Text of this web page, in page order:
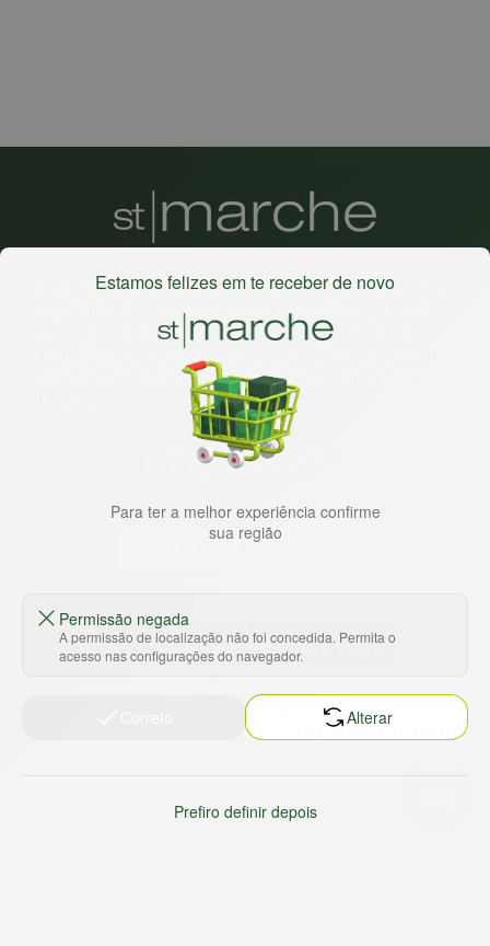
Há mais de 22 anos, o St. Marche busca oferecer a melhor
experiência de compras, a preços competitivos, pra você
comprar tudo o que precisa para seu dia a dia em um só
lugar. Além da loja online temos 31 lojas físicas na capital,
Grande São Paulo, litoral e interior de São Paulo. Vem ser
HORTUS COMERCIO DE ALIMENTOS S.A
CNPJ: 09.000.493/0002-15
Termos de serviço
Estamos felizes em te receber de novo
Para ter a melhor experiência confirme
sua região
Permissão negada
A permissão de localização não foi concedida. Permita o
acesso nas configurações do navegador.
Alterar
Prefiro definir depois